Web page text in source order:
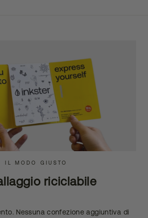
IL MODO GIUSTO
riciclabile
Nessuna confezione aggiuntiva di